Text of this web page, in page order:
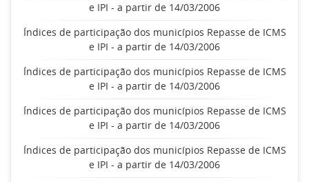
e IPI - a partir de 14/03/2006
Índices de participação dos municípios Repasse de ICMS
e IPI - a partir de 14/03/2006
Índices de participação dos municípios Repasse de ICMS
e IPI - a partir de 14/03/2006
Índices de participação dos municípios Repasse de ICMS
e IPI - a partir de 14/03/2006
Índices de participação dos municípios Repasse de ICMS
e IPI - a partir de 14/03/2006